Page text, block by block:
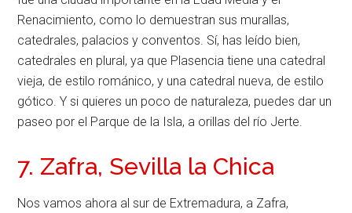
Renacimiento, como lo demuestran sus murallas,
catedrales, palacios y conventos. Sí, has leído bien,
catedrales en plural, ya que Plasencia tiene una catedral
vieja, de estilo románico, y una catedral nueva, de estilo
gótico. Y si quieres un poco de naturaleza, puedes dar un
paseo por el Parque de la Isla, a orillas del río Jerte.
7. Zafra, Sevilla la Chica
Nos vamos ahora al sur de Extremadura, a Zafra,